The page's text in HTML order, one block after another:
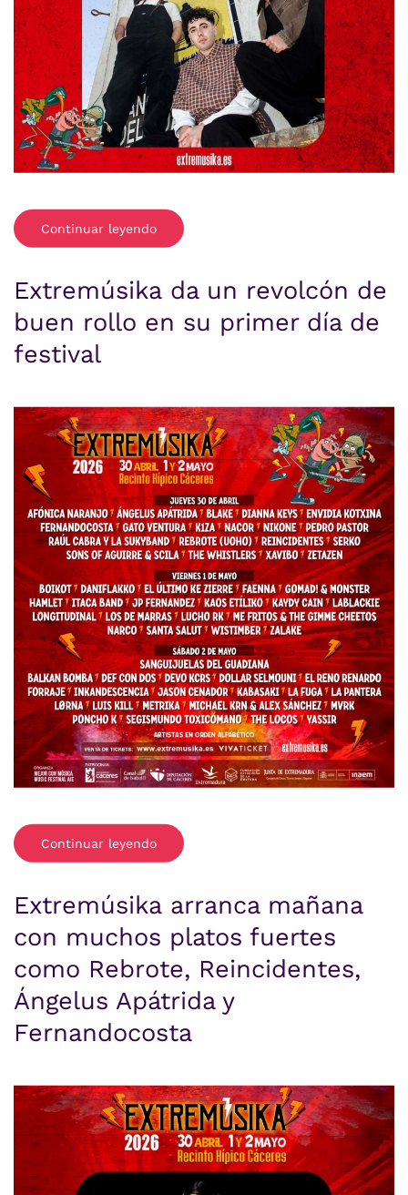
Continuar leyendo
Extremúsika da un revolcón de
buen rollo en su primer día de
festival
Continuar leyendo
Extremúsika arranca mañana
con muchos platos fuertes
como Rebrote, Reincidentes,
Ángelus Apátrida y
Fernandocosta